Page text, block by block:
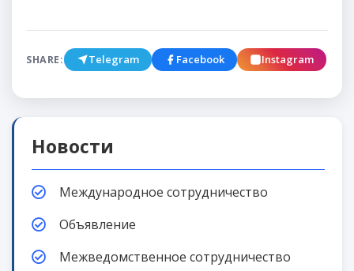
SHARE: Telegram Facebook Instagram
Новости
Международное сотрудничество
Объявление
Межведомственное сотрудничество